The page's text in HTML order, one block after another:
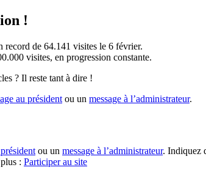
!
de 64.141 visites le 6 février.
visites, en progression constante.
? Il reste tant à dire !
au président ou un message à l’administrateur.
ou un message à l’administrateur. Indiquez
: Participer au site